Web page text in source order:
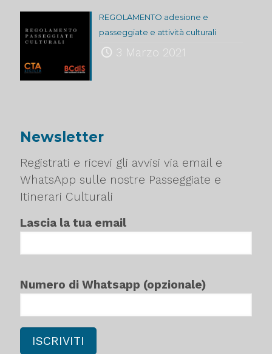
REGOLAMENTO adesione e
passeggiate e attività culturali
3 Marzo 2021
Newsletter
Registrati e ricevi gli avvisi via email e
WhatsApp sulle nostre Passeggiate e
Itinerari Culturali
Lascia la tua email
Numero di Whatsapp (opzionale)